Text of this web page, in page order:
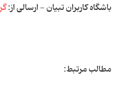
باشگاه کاربران تبیان - ارسالی از:
مطالب مرتبط: